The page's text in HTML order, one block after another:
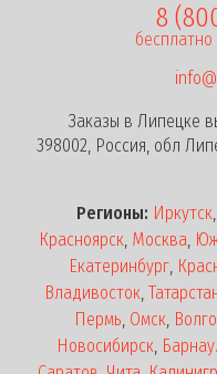
8
Заказы в Липецке
398002, Россия, обл
Регионы: Иркутск
Красноярск Москва
Екатеринбург,
Владивосток
Пермь Омск
Новосибирск